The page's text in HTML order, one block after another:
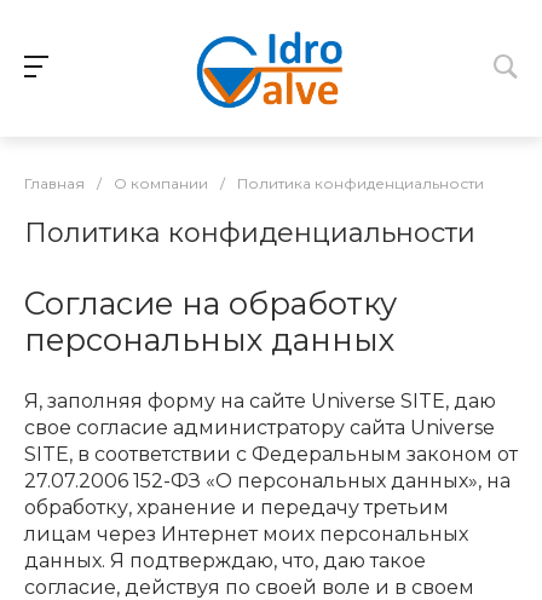
Главная / О компании / Политика конфиденциальности
Политика конфиденциальности
Согласие на обработку
персональных данных
Я, заполняя форму на сайте Universe SITE, даю
свое согласие администратору сайта Universe
SITE, в соответствии с Федеральным законом от
27.07.2006 152-ФЗ «О персональных данных», на
обработку, хранение и передачу третьим
лицам через Интернет моих персональных
данных. Я подтверждаю, что, даю такое
согласие, действуя по своей воле и в своем